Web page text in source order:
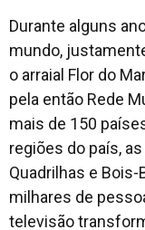
Durante alguns
mundo,
o arraial Flor do
pela então Rede
mais de 150
regiões do país,
Quadrilhas e
milhares de
televisão